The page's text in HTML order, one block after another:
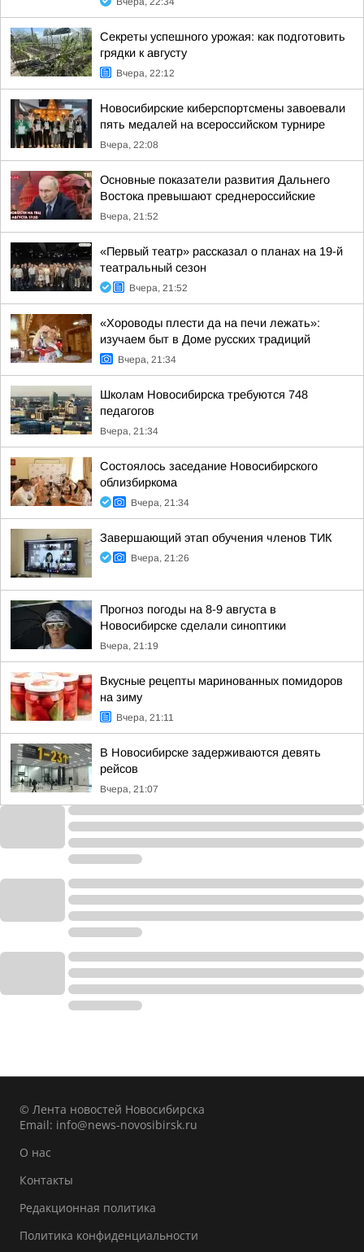
Секреты успешного урожая: как подготовить
грядки к августу
Вчера, 22:12
Новосибирские киберспортсмены завоевали
пять медалей на всероссийском турнире
Вчера, 22:08
Основные показатели развития Дальнего
Востока превышают среднероссийские
Вчера, 21:52
«Первый театр» рассказал о планах на 19-й
театральный сезон
Вчера, 21:52
«Хороводы плести да на печи лежать»:
изучаем быт в Доме русских традиций
Вчера, 21:34
Школам Новосибирска требуются 748
педагогов
Вчера, 21:34
Состоялось заседание Новосибирского
облизбиркома
Вчера, 21:34
Завершающий этап обучения членов ТИК
Вчера, 21:26
Прогноз погоды на 8-9 августа в
Новосибирске сделали синоптики
Вчера, 21:19
Вкусные рецепты маринованных помидоров
на зиму
Вчера, 21:11
В Новосибирске задерживаются девять
рейсов
Вчера, 21:07
© Лента новостей Новосибирска
Email: info@news-novosibirsk.ru
О нас
Контакты
Редакционная политика
Политика конфиденциальности